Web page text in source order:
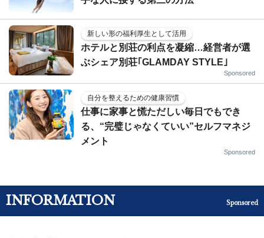
新しい形の福利厚生として活用
ホテルと別荘の利点を凝縮…経営者が選
ぶシェア別荘｢GLAMDAY STYLE｣
Sponsored
自分を整えるための健康習慣
仕事に家事と慌ただしい毎日でもでき
る、“完璧じゃなくていい”セルフマネジ
メント
Sponsored
INFORMATION Sponsored